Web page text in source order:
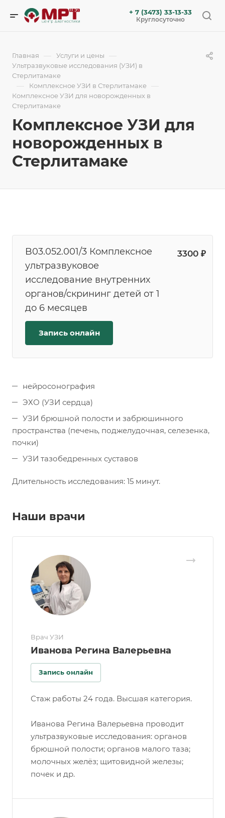
+ 7 (3473) 33-13-33
Круглосуточно
Главная — Услуги и цены —
Ультразвуковые исследования (УЗИ) в
Стерлитамаке
— Комплексное УЗИ в Стерлитамаке —
Комплексное УЗИ для новорожденных в
Стерлитамаке
Комплексное УЗИ для
новорожденных в
Стерлитамаке
B03.052.001/3 Комплексное
ультразвуковое
исследование внутренних
органов/скрининг детей от 1
до 6 месяцев
3300 ₽
Запись онлайн
нейросонография
ЭХО (УЗИ сердца)
УЗИ брюшной полости и забрюшинного
пространства (печень, поджелудочная, селезенка,
почки)
УЗИ тазобедренных суставов
Длительность исследования: 15 минут.
Наши врачи
Врач УЗИ
Иванова Регина Валерьевна
Запись онлайн
Стаж работы 24 года. Высшая категория.
Иванова Регина Валерьевна проводит
ультразвуковые исследования: органов
брюшной полости; органов малого таза;
молочных желёз; щитовидной железы;
почек и др.